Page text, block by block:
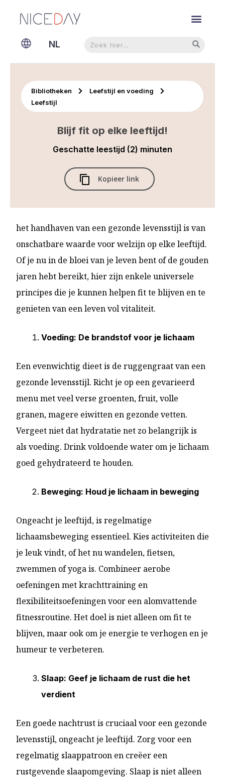
NL
EN
Bibliotheken
Leefstijl en voeding
Leefstijl
Blijf fit op elke leeftijd!
Geschatte leestijd (2) minuten
Kopieer link
het handhaven van een gezonde levensstijl is van
onschatbare waarde voor welzijn op elke leeftijd.
Of je nu in de bloei van je leven bent of de gouden
jaren hebt bereikt, hier zijn enkele universele
principes die je kunnen helpen fit te blijven en te
genieten van een leven vol vitaliteit.
Voeding: De brandstof voor je lichaam
Een evenwichtig dieet is de ruggengraat van een
gezonde levensstijl. Richt je op een gevarieerd
menu met veel verse groenten, fruit, volle
granen, magere eiwitten en gezonde vetten.
Vergeet niet dat hydratatie net zo belangrijk is
als voeding. Drink voldoende water om je lichaam
goed gehydrateerd te houden.
Beweging: Houd je lichaam in beweging
Ongeacht je leeftijd, is regelmatige
lichaamsbeweging essentieel. Kies activiteiten die
je leuk vindt, of het nu wandelen, fietsen,
zwemmen of yoga is. Combineer aerobe
oefeningen met krachttraining en
flexibiliteitsoefeningen voor een alomvattende
fitnessroutine. Het doel is niet alleen om fit te
blijven, maar ook om je energie te verhogen en je
humeur te verbeteren.
Slaap: Geef je lichaam de rust die het
verdient
Een goede nachtrust is cruciaal voor een gezonde
levensstijl, ongeacht je leeftijd. Zorg voor een
regelmatig slaappatroon en creëer een
rustgevende slaapomgeving. Slaap is niet alleen